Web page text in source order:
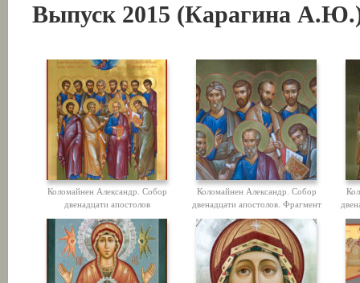
Выпуск 2015 (Карагина
Коломайнен Александр. Собор
двенадцати апостолов
Коломайнен Александр. Собор
двенадцати апостолов. Фрагмент